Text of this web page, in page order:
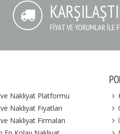
FIYAT VE YORUMLAR İLE
Nakliyat Platformu
Nakliyat Fiyatları
Nakliyat Firmaları